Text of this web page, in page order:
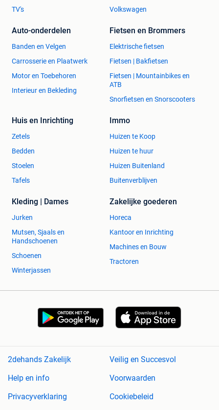
TV's
Volkswagen
Auto-onderdelen
Banden en Velgen
Carrosserie en Plaatwerk
Motor en Toebehoren
Interieur en Bekleding
Fietsen en Brommers
Elektrische fietsen
Fietsen | Bakfietsen
Fietsen | Mountainbikes en
ATB
Snorfietsen en Snorscooters
Huis en Inrichting
Zetels
Bedden
Stoelen
Tafels
Immo
Huizen te Koop
Huizen te huur
Huizen Buitenland
Buitenverblijven
Kleding | Dames
Jurken
Mutsen, Sjaals en
Handschoenen
Schoenen
Winterjassen
Zakelijke goederen
Horeca
Kantoor en Inrichting
Machines en Bouw
Tractoren
2dehands Zakelijk
Veilig en Succesvol
Help en info
Voorwaarden
Privacyverklaring
Cookiebeleid